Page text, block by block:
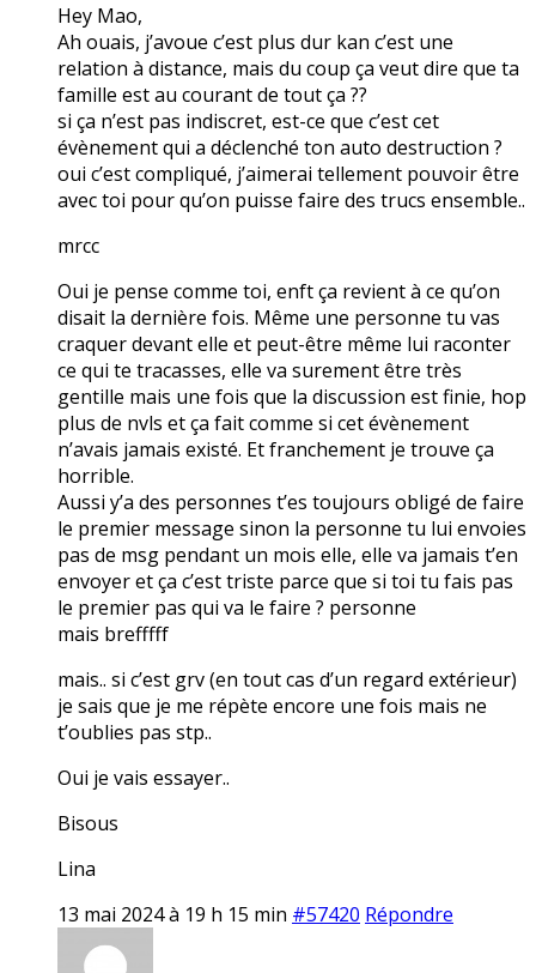
Hey Mao,
Ah ouais, j’avoue c’est plus dur kan c’est une
relation à distance, mais du coup ça veut dire que ta
famille est au courant de tout ça ??
si ça n’est pas indiscret, est-ce que c’est cet
évènement qui a déclenché ton auto destruction ?
oui c’est compliqué, j’aimerai tellement pouvoir être
avec toi pour qu’on puisse faire des trucs ensemble..
mrcc
Oui je pense comme toi, enft ça revient à ce qu’on
disait la dernière fois. Même une personne tu vas
craquer devant elle et peut-être même lui raconter
ce qui te tracasses, elle va surement être très
gentille mais une fois que la discussion est finie, hop
plus de nvls et ça fait comme si cet évènement
n’avais jamais existé. Et franchement je trouve ça
horrible.
Aussi y’a des personnes t’es toujours obligé de faire
le premier message sinon la personne tu lui envoies
pas de msg pendant un mois elle, elle va jamais t’en
envoyer et ça c’est triste parce que si toi tu fais pas
le premier pas qui va le faire ? personne
mais brefffff
mais.. si c’est grv (en tout cas d’un regard extérieur)
je sais que je me répète encore une fois mais ne
t’oublies pas stp..
Oui je vais essayer..
Bisous
Lina
13 mai 2024 à 19 h 15 min #57420 Répondre